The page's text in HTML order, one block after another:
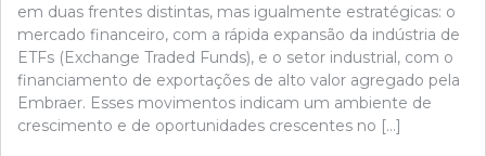
em duas frentes distintas, mas igualmente estratégicas: o
mercado financeiro, com a rápida expansão da indústria de
ETFs (Exchange Traded Funds), e o setor industrial, com o
financiamento de exportações de alto valor agregado pela
Embraer. Esses movimentos indicam um ambiente de
crescimento e de oportunidades crescentes no […]